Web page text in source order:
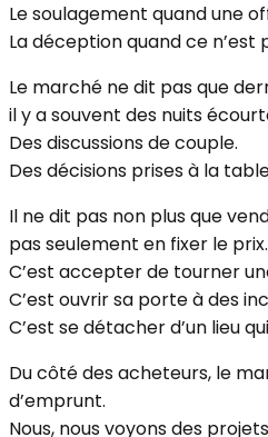
Le soulagement quand une
La déception quand ce n’est
Le marché ne dit pas que
il y a souvent des nuits
Des discussions de couple.
Des décisions prises à la
Il ne dit pas non plus que
pas seulement en fixer le prix.
C’est accepter de tourner
C’est ouvrir sa porte à des
C’est se détacher d’un lieu
Du côté des acheteurs, le
d’emprunt.
Nous, nous voyons des